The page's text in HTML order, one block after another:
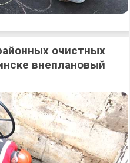
очистных
внеплановый